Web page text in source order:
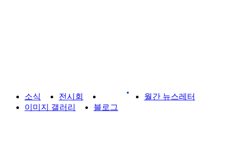
소식 전시회
월간 뉴스레터
이미지 갤러리
블로그